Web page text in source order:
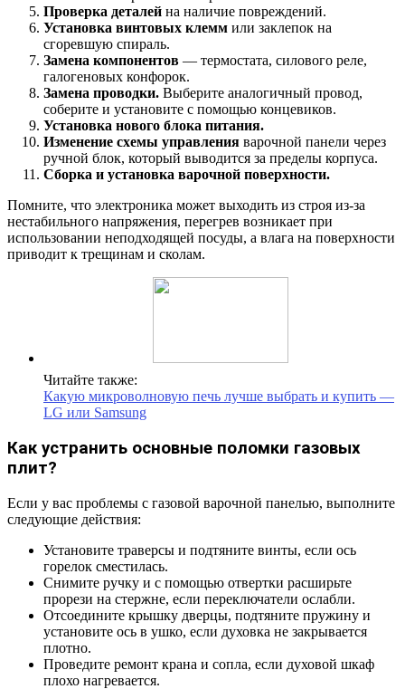
Проверка деталей на наличие повреждений.
Установка винтовых клемм или заклепок на
сгоревшую спираль.
Замена компонентов — термостата, силового реле,
галогеновых конфорок.
Замена проводки. Выберите аналогичный провод,
соберите и установите с помощью концевиков.
Установка нового блока питания.
Изменение схемы управления варочной панели через
ручной блок, который выводится за пределы корпуса.
Сборка и установка варочной поверхности.
Помните, что электроника может выходить из строя из-за
нестабильного напряжения, перегрев возникает при
использовании неподходящей посуды, а влага на поверхности
приводит к трещинам и сколам.
Читайте также:
Какую микроволновую печь лучше выбрать и купить —
LG или Samsung
Как устранить основные поломки газовых
плит?
Если у вас проблемы с газовой варочной панелью, выполните
следующие действия:
Установите траверсы и подтяните винты, если ось
горелок сместилась.
Снимите ручку и с помощью отвертки расширьте
прорези на стержне, если переключатели ослабли.
Отсоедините крышку дверцы, подтяните пружину и
установите ось в ушко, если духовка не закрывается
плотно.
Проведите ремонт крана и сопла, если духовой шкаф
плохо нагревается.